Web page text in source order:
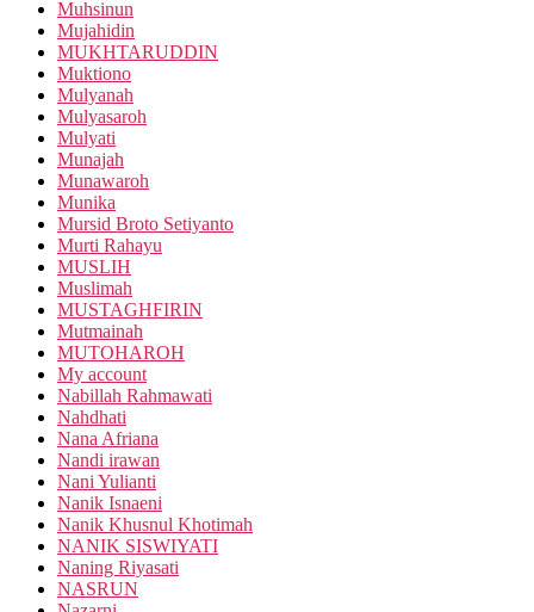
Muhsinun
Mujahidin
MUKHTARUDDIN
Muktiono
Mulyanah
Mulyasaroh
Mulyati
Munajah
Munawaroh
Munika
Mursid Broto Setiyanto
Murti Rahayu
MUSLIH
Muslimah
MUSTAGHFIRIN
Mutmainah
MUTOHAROH
My account
Nabillah Rahmawati
Nahdhati
Nana Afriana
Nandi irawan
Nani Yulianti
Nanik Isnaeni
Nanik Khusnul Khotimah
NANIK SISWIYATI
Naning Riyasati
NASRUN